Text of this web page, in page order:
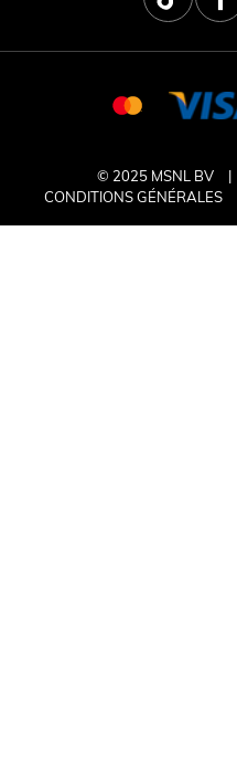
© 2025 MSNL BV
CONDITIONS GÉNÉRALES